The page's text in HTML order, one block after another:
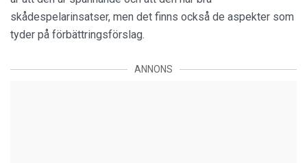
skådespelarinsatser, men det finns också de aspekter som
tyder på förbättringsförslag.
ANNONS